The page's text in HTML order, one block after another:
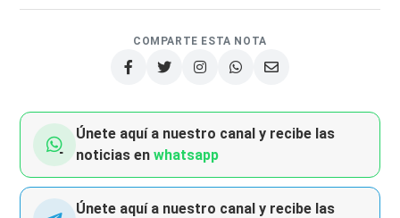
COMPARTE ESTA NOTA
Únete aquí a nuestro canal y recibe las
noticias enwhatsapp
Únete aquí a nuestro canal y recibe las